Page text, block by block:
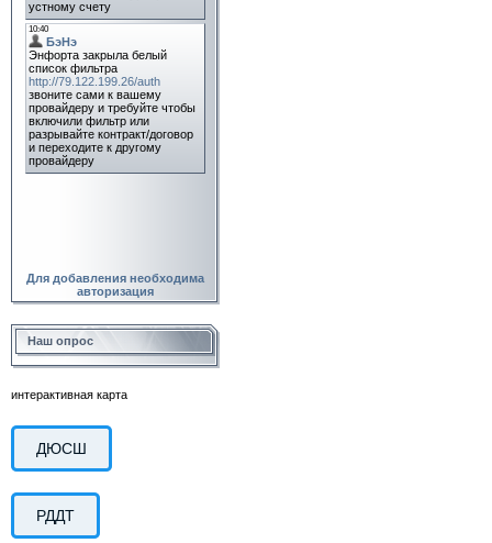
Для добавления необходима
авторизация
Наш опрос
интерактивная карта
ДЮСШ
РДДТ